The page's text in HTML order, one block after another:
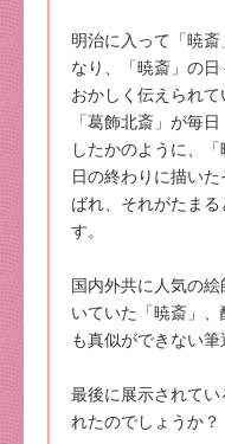
明治に入って「暁
なり、「暁斎」の
おかしく伝えられて
「葛飾北斎」が毎
したかのように、
日の終わりに描い
ばれ、それがたま
す。
国内外共に人気の
いていた「暁斎」
も真似ができない筆
最後に展示されて
れたのでしょうか？